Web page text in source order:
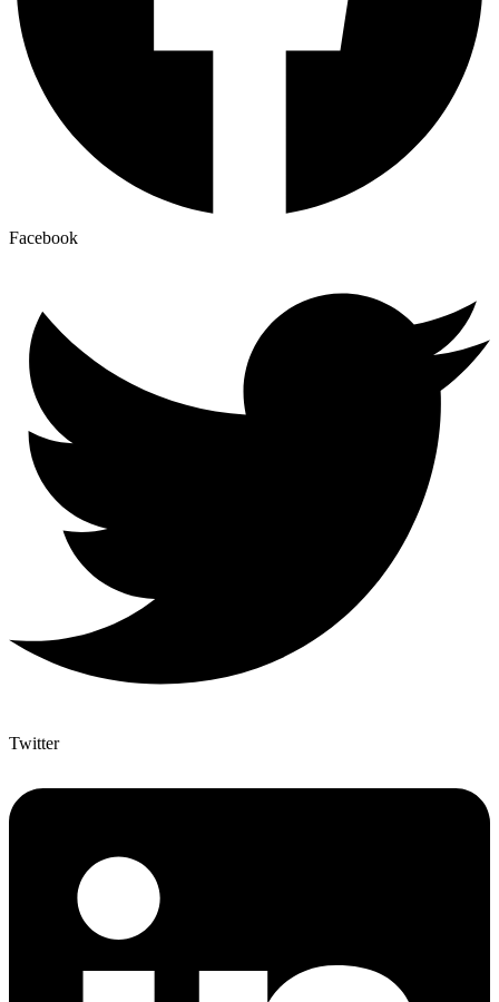
Facebook
Twitter